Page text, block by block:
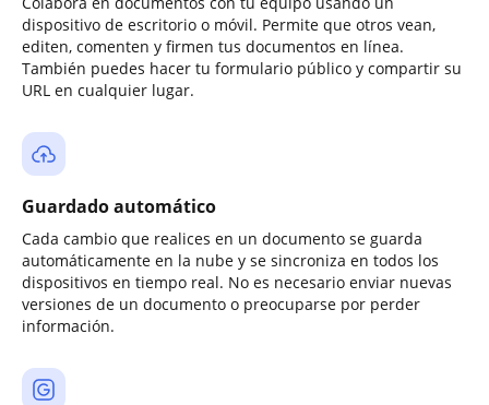
dispositivo de escritorio o móvil. Permite que otros vean,
editen, comenten y firmen tus documentos en línea.
También puedes hacer tu formulario público y compartir su
URL en cualquier lugar.
Guardado automático
Cada cambio que realices en un documento se guarda
automáticamente en la nube y se sincroniza en todos los
dispositivos en tiempo real. No es necesario enviar nuevas
versiones de un documento o preocuparse por perder
información.